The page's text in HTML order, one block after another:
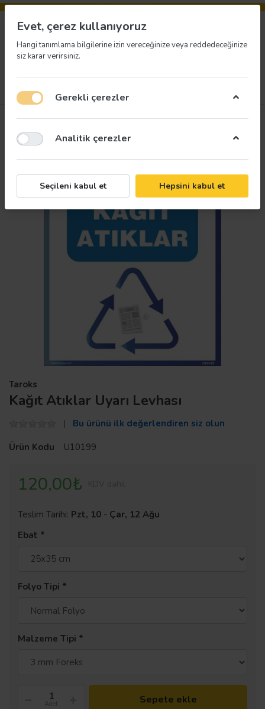
Taroks
Kağıt Atıklar Uyarı Levhası
Bu ürünü ilk değerlendiren siz olun
Ürün Kodu
U10199
120,00₺
Teslim Tarihi: Pzt, 10 - Çar, 12 Ağu
Ebat
Folyo Tipi
Malzeme Tipi
Adet Sepete ekle
Evet, çerez kullanıyoruz
Hangi tanımlama bilgilerine izin vereceğinize veya reddedeceğinize
siz karar verirsiniz.
Gerekli çerezler
Analitik çerezler
Seçileni kabul et Hepsini kabul et